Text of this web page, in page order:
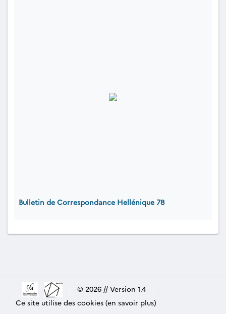
Bulletin de Correspondance Hellénique 78
© 2026 // Version 1.4
Ce site utilise des cookies (en savoir plus)